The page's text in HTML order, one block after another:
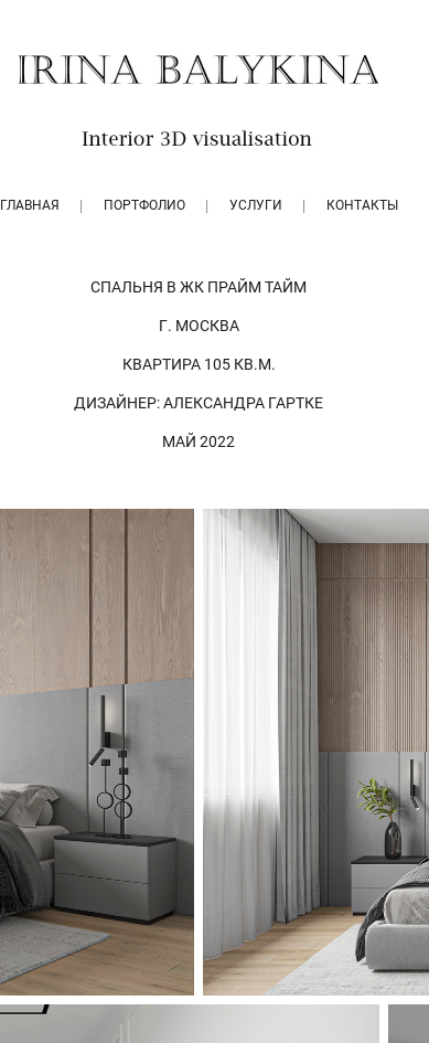
ГЛАВНАЯ ПОРТФОЛИО УСЛУГИ КОНТАКТЫ
СПАЛЬНЯ В ЖК ПРАЙМ ТАЙМ
Г. МОСКВА
КВАРТИРА 105 КВ.М.
ДИЗАЙНЕР: АЛЕКСАНДРА ГАРТКЕ
МАЙ 2022